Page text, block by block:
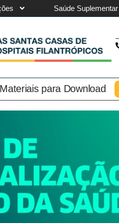
Saúde Suplementar
Materiais para Download